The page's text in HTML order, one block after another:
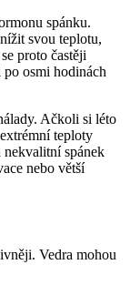
spánku.
svou teplotu,
proto častěji
osmi hodinách
Ačkoli si léto
teploty
nekvalitní spánek
nebo větší
Vedra mohou